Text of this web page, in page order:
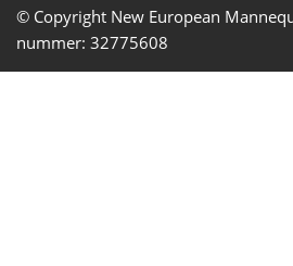
© Copyright New European
nummer: 32775608